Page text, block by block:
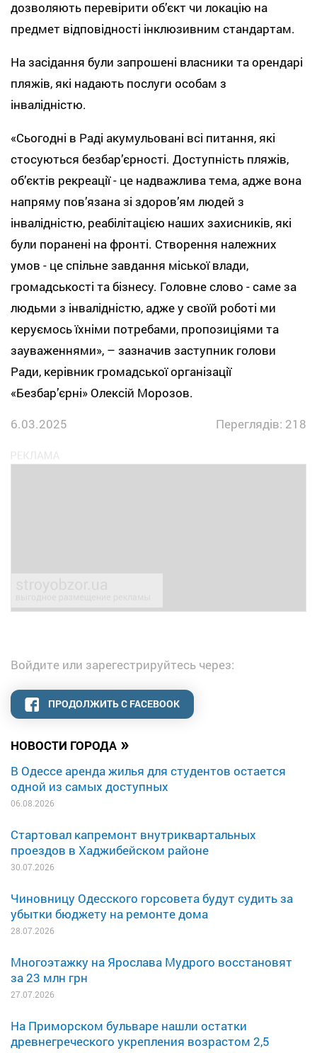
НОВОСТИ ГОРОДА »
В Одессе аренда жилья для студентов остается
одной из самых доступных
06.08.2026
Стартовал капремонт внутриквартальных
проездов в Хаджибейском районе
30.07.2026
Чиновницу Одесского горсовета будут судить за
убытки бюджету на ремонте дома
28.07.2026
Многоэтажку на Ярослава Мудрого восстановят
за 23 млн грн
27.07.2026
На Приморском бульваре нашли остатки
древнегреческого укрепления возрастом 2,5
дозволяють перевірити обʼєкт чи локацію на
предмет відповідності інклюзивним стандартам.
На засідання були запрошені власники та орендарі
пляжів, які надають послуги особам з
інвалідністю.
«Сьогодні в Раді акумульовані всі питання, які
стосуються безбарʼєрності. Доступність пляжів,
обʼєктів рекреації - це надважлива тема, адже вона
напряму повʼязана зі здоровʼям людей з
інвалідністю, реабілітацією наших захисників, які
були поранені на фронті. Створення належних
умов - це спільне завдання міської влади,
громадськості та бізнесу. Головне слово - саме за
людьми з інвалідністю, адже у своїй роботі ми
керуємось їхніми потребами, пропозиціями та
зауваженнями», – зазначив заступник голови
Ради, керівник громадської організації
«Безбар’єрні» Олексій Морозов.
6.03.2025
Переглядів: 218
Войдите или зарегестрируйтесь через:
ПРОДОЛЖИТЬ С FACEBOOK